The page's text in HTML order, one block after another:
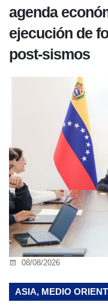
agenda
ejecución de
post-sismos
08/08/2026
ASIA, MEDIO